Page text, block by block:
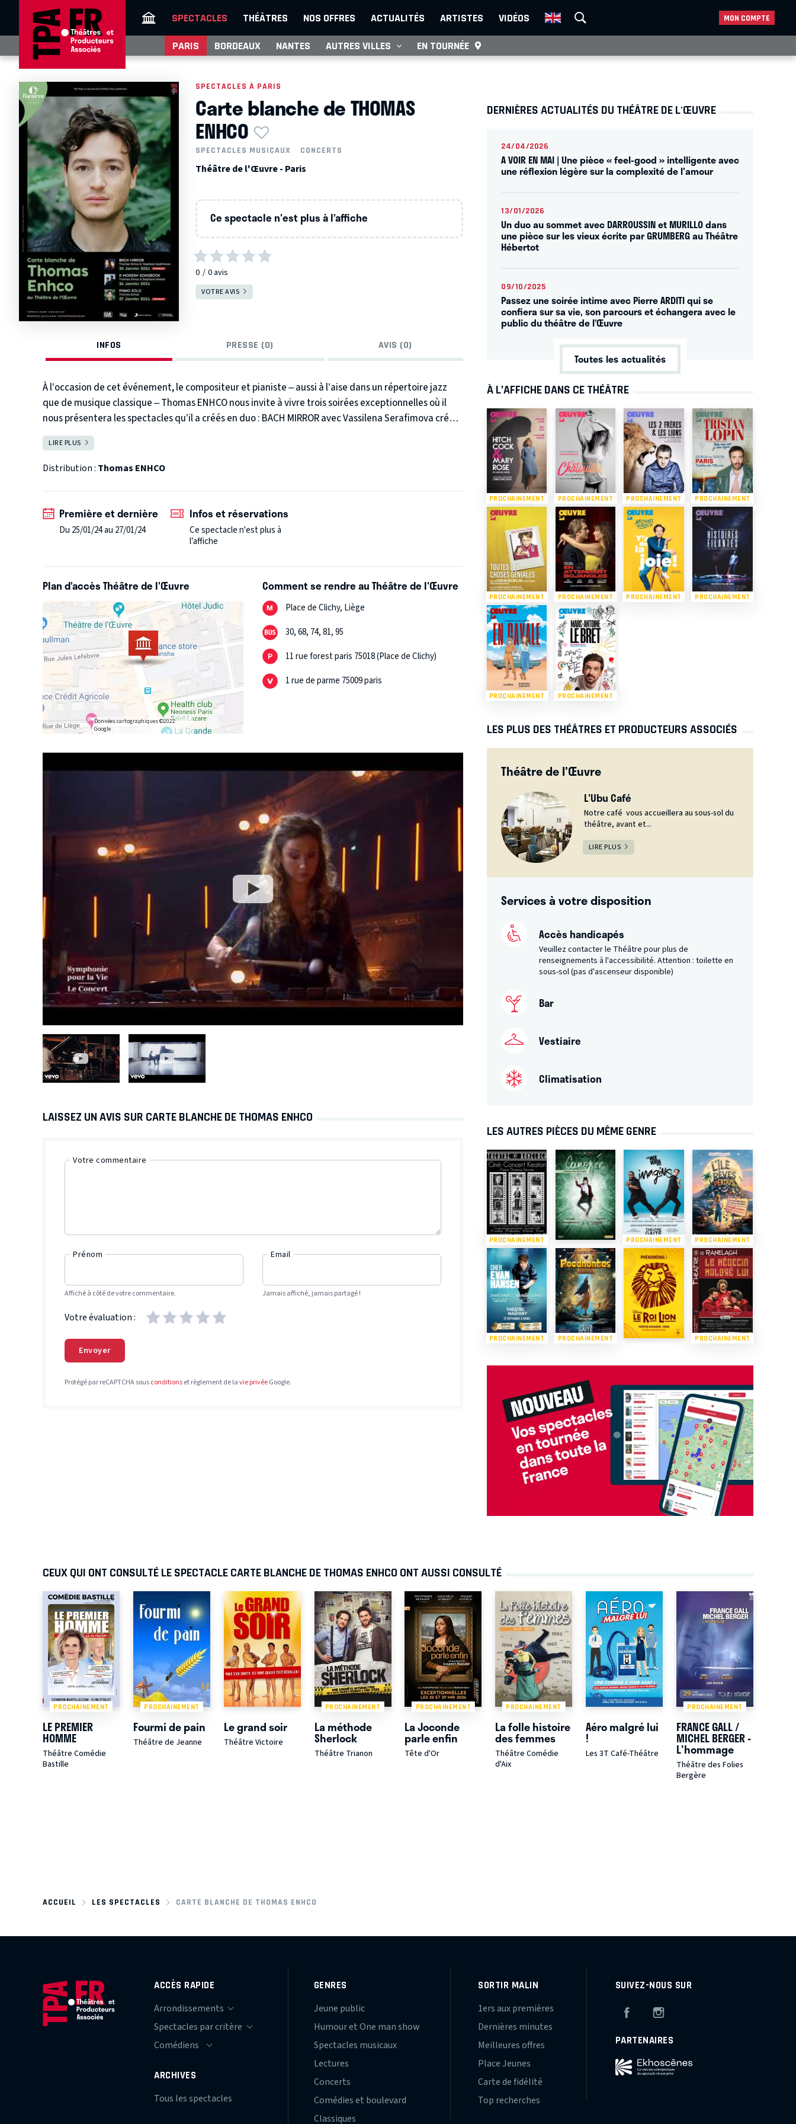
SPECTACLES THÉÂTRES NOS OFFRES ACTUALITÉS ARTISTES VIDÉOS MON COMPTE
PARIS BORDEAUX NANTES AUTRES VILLES EN TOURNÉE
SPECTACLES À PARIS
Carte blanche de THOMAS
ENHCO
SPECTACLES MUSICAUX CONCERTS
Théâtre de l'Œuvre - Paris
Ce spectacle n'est plus à l’affiche
0 0avis
VOTRE AVIS
INFOS PRESSE (0) AVIS (0)
À l’occasion de cet événement, le compositeur et pianiste – aussi à l’aise dans un répertoire jazz
que de musique classique – Thomas ENHCO nous invite à vivre trois soirées exceptionnelles où il
nous présentera les spectacles qu’il a créés en duo : BACH MIRROR avec Vassilena Serafimova créé
en 2021 et A MODERN SONGBOOK avec Stéphane Kerecki dont l’album est sorti le 31 mars 2023
(Sony Classique/Jazz). Cette série de représentations se clôturera par un concert solo de Thomas
Enhco qui alternera entre répertoire classique, jazz et exécutions de certaines de ses
« The birth of a new jazz hero. » – Pianist Magazine (UK)
LIRE PLUS
Distribution : Thomas ENHCO
Première et dernière
Du 25/01/24 au 27/01/24
Infos et réservations
Ce spectacle n'est plus à
l’affiche
Plan d’accès Théâtre de l'Œuvre
Données cartographiques ©2022
Google
Comment se rendre au Théâtre de l'Œuvre
Place de Clichy, Liège
30, 68, 74, 81, 95
11 rue forest paris 75018 (Place de Clichy)
1 rue de parme 75009 paris
LAISSEZ UN AVIS SUR CARTE BLANCHE DE THOMAS ENHCO
Votre commentaire
Prénom
Affiché à côté de votre commentaire.
Email
Jamais affiché, jamais partagé !
Votre évaluation :
Envoyer
Protégé par reCAPTCHA sousconditionset règlement de lavie privéeGoogle.
DERNIÈRES ACTUALITÉS DU THÉÂTRE DE L'ŒUVRE
24/04/2026
A VOIR EN MAI | Une pièce « feel-good » intelligente avec
une réflexion légère sur la complexité de l'amour
13/01/2026
Un duo au sommet avec DARROUSSIN et MURILLO dans
une pièce sur les vieux écrite par GRUMBERG au Théâtre
Hébertot
09/10/2025
Passez une soirée intime avec Pierre ARDITI qui se
confiera sur sa vie, son parcours et échangera avec le
public du théâtre de l’Œuvre
Toutes les actualités
À L’AFFICHE DANS CE THÉÂTRE
PROCHAINEMENT PROCHAINEMENT PROCHAINEMENT PROCHAINEMENT
PROCHAINEMENT PROCHAINEMENT PROCHAINEMENT PROCHAINEMENT
PROCHAINEMENT PROCHAINEMENT
LES PLUS DES THÉÂTRES ET PRODUCTEURS ASSOCIÉS
Théâtre de l'Œuvre
L'Ubu Café
Notre café vous accueillera au sous-sol du
théâtre, avant et...
LIRE PLUS
Services à votre disposition
Accès handicapés
Veuillez contacter le Théâtre pour plus de
renseignements à l'accessibilité. Attention : toilette en
sous-sol (pas d'ascenseur disponible)
Bar
Vestiaire
Climatisation
LES AUTRES PIÈCES DU MÊME GENRE
PROCHAINEMENT PROCHAINEMENT PROCHAINEMENT
PROCHAINEMENT PROCHAINEMENT PROCHAINEMENT
CEUX QUI ONT CONSULTÉ LE SPECTACLE CARTE BLANCHE DE THOMAS ENHCO ONT AUSSI CONSULTÉ
PROCHAINEMENT
LE PREMIER
HOMME
Théâtre Comédie
Bastille
PROCHAINEMENT
Fourmi de pain
Théâtre de Jeanne
Le grand soir
Théâtre Victoire
PROCHAINEMENT
La méthode
Sherlock
Théâtre Trianon
PROCHAINEMENT
La Joconde
parle enfin
Tête d'Or
PROCHAINEMENT
La folle histoire
des femmes
Théâtre Comédie
d'Aix
Aéro malgré lui
!
Les 3T Café-Théâtre
PROCHAINEMENT
FRANCE GALL /
MICHEL BERGER -
L'hommage
Théâtre des Folies
Bergère
ACCUEIL LES SPECTACLES CARTE BLANCHE DE THOMAS ENHCO
ACCÈS RAPIDE
ARCHIVES
Tous les spectacles
GENRES
Jeune public
Humour et One man show
Spectacles musicaux
Lectures
Concerts
Comédies et boulevard
Classiques
SORTIR MALIN
1ers aux premières
Dernières minutes
Meilleures offres
Place Jeunes
Carte de fidélité
Top recherches
SUIVEZ-NOUS SUR
Facebook
PARTENAIRES